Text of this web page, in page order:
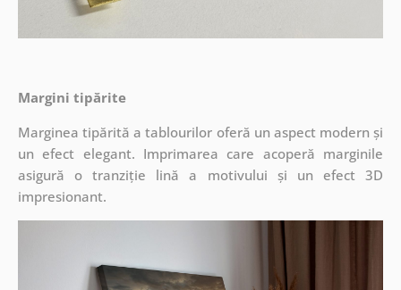
Margini tipărite
Marginea tipărită a tablourilor oferă un aspect modern și
un efect elegant. Imprimarea care acoperă marginile
asigură o tranziție lină a motivului și un efect 3D
impresionant.